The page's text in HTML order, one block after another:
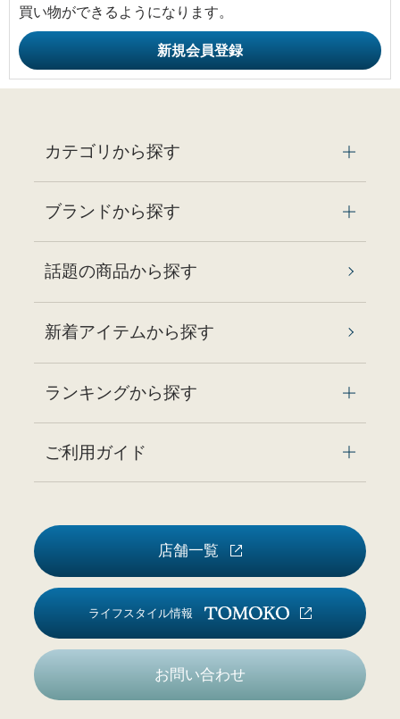
買い物ができるようになります。
カテゴリから探す
ブランドから探す
話題の商品から探す
新着アイテムから探す
ランキングから探す
ご利用ガイド
店舗一覧
ライフスタイル情報
お問い合わせ